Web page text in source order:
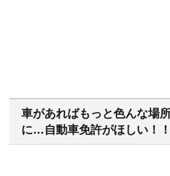
車があればもっと色んな場
に…自動車免許がほしい！！